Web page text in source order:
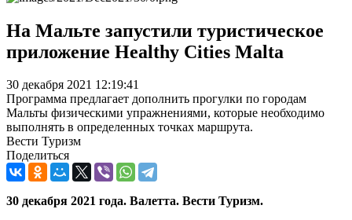
На Мальте запустили туристическое
приложение Healthy Cities Malta
30 декабря 2021 12:19:41
Программа предлагает дополнить прогулки по городам
Мальты физическими упражнениями, которые необходимо
выполнять в определенных точках маршрута.
Вести Туризм
Поделиться
30 декабря 2021 года. Валетта. Вести Туризм.